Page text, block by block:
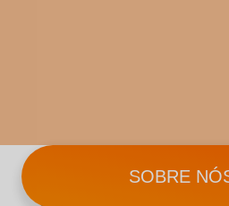
SOBRE